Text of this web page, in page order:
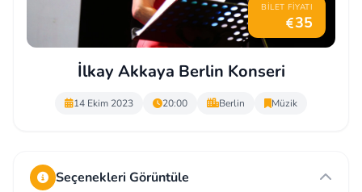
BILET FIYATI
35
İlkay Akkaya Berlin Konseri
14 Ekim 2023 20:00 Berlin Müzik
Seçenekleri Görüntüle